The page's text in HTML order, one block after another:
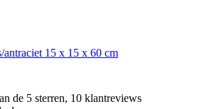
15 x 15 x 60 cm
de 5 sterren, 10 klantreviews